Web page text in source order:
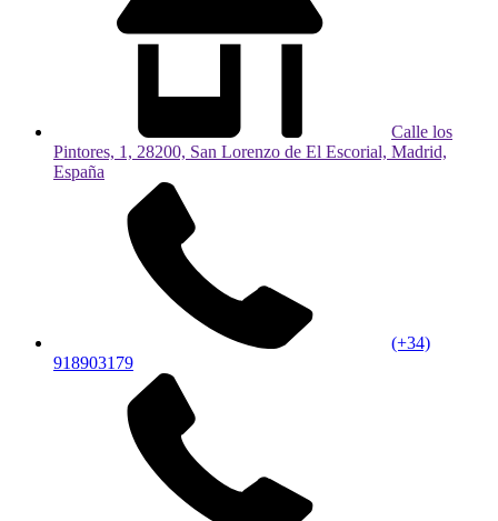
Calle los
Pintores, 1, 28200, San Lorenzo de El Escorial, Madrid,
España
(+34)
918903179